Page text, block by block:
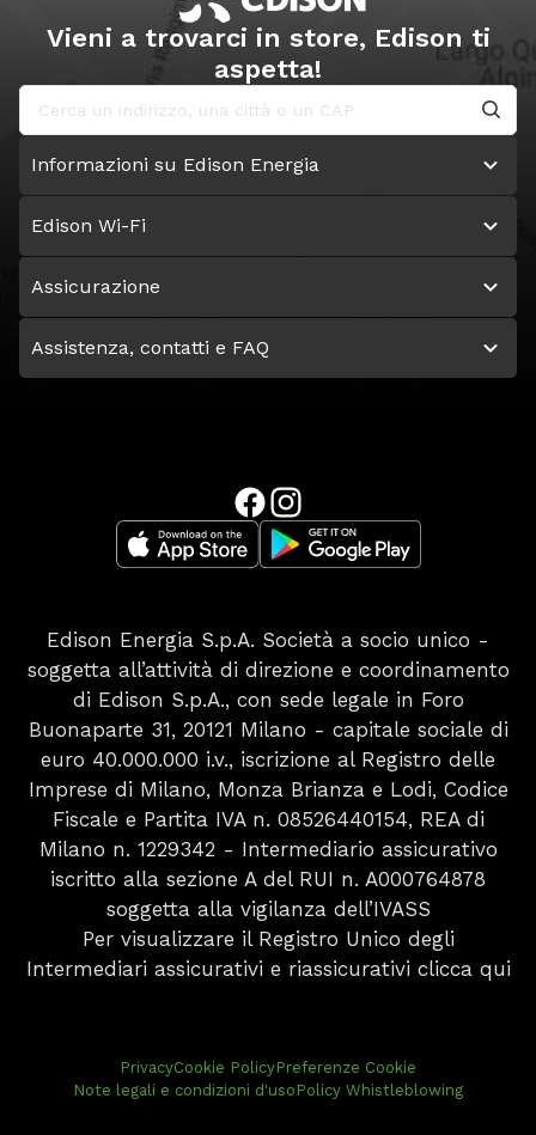
Vieni a trovarci in store, Edison ti
aspetta!
Informazioni su Edison Energia
Edison Wi-Fi
Assicurazione
Assistenza, contatti e FAQ
Edison Energia S.p.A. Società a socio unico -
soggetta all’attività di direzione e coordinamento
di Edison S.p.A., con sede legale in Foro
Buonaparte 31, 20121 Milano - capitale sociale di
euro 40.000.000 i.v., iscrizione al Registro delle
Imprese di Milano, Monza Brianza e Lodi, Codice
Fiscale e Partita IVA n. 08526440154, REA di
Milano n. 1229342 - Intermediario assicurativo
iscritto alla sezione A del RUI n. A000764878
soggetta alla vigilanza dell’IVASS
Per visualizzare il Registro Unico degli
Intermediari assicurativi e riassicurativi clicca qui
PrivacyCookie PolicyPreferenze Cookie
Note legali e condizioni d'uso Policy Whistleblowing